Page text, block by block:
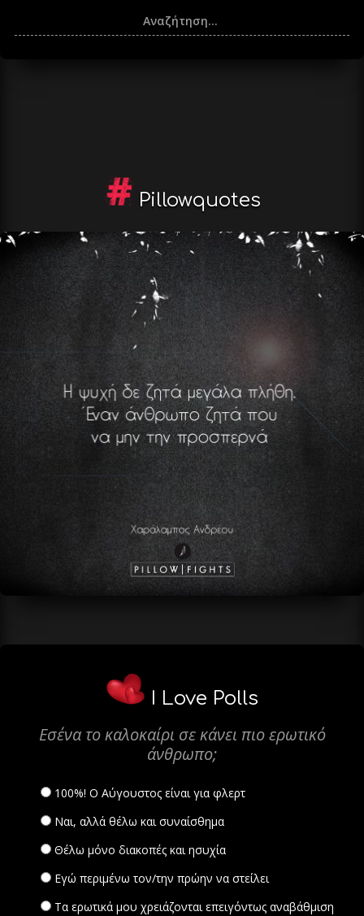
Pillowquotes
I Love Polls
Εσένα το καλοκαίρι σε κάνει πιο ερωτικό
άνθρωπο;
100%! Ο Αύγουστος είναι για φλερτ
Ναι, αλλά θέλω και συναίσθημα
Θέλω μόνο διακοπές και ησυχία
Εγώ περιμένω τον/την πρώην να στείλει
Τα ερωτικά μου χρειάζονται επειγόντως αναβάθμιση